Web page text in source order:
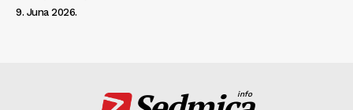
9. Juna 2026.
info